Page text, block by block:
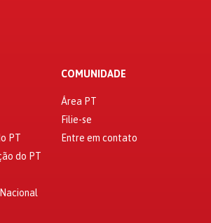
PT
do PT
COMUNIDADE
Área PT
Filie-se
Entre em contato